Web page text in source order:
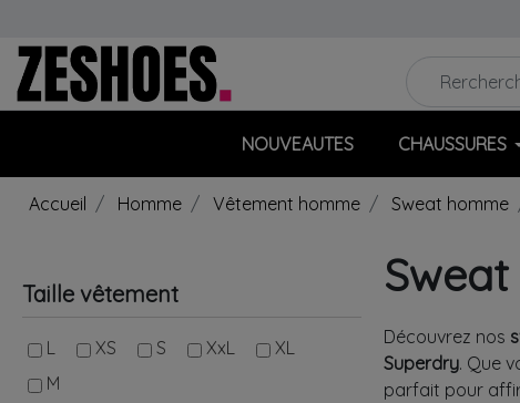
NOUVEAUTES CHAUSSURES
Accueil Homme Vêtement homme Sweat homme
Taille vêtement
L XS S XxL
XL
M
Découvrez nos
Superdry. Que
parfait pour